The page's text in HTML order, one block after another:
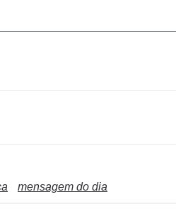
mensagem do dia